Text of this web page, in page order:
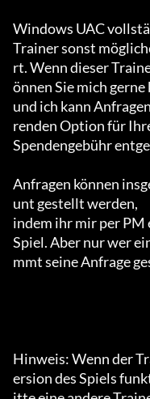
Windows UAC
Trainer sonst
rt. Wenn dieser
önnen Sie mich
und ich kann
renden Option für
Spendengebühr
Anfragen können
unt gestellt werden,
indem ihr mir per PM
Spiel. Aber nur wer
mmt seine Anfrage
Hinweis: Wenn der
ersion des Spiels